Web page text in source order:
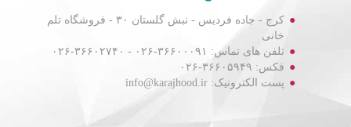
کرج - جاده فردیس - نبش گلستان ۳۰ - فروشگاه تلم
خانی
تلفن های تماس: ۳۶۶۰۰۰۹۱-۰۲۶ - ۳۶۶۰۲۷۴۰-۰۲۶
فکس: ۳۶۶۰۵۹۴۹-۰۲۶
پست الکترونیک: info@karajhood.ir